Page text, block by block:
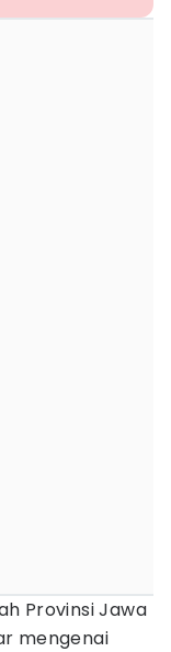
Provinsi Jawa
mengenai